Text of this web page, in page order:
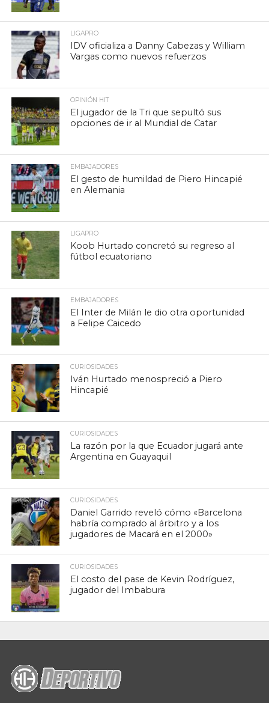
LIGAPRO
IDV oficializa a Danny Cabezas y William
Vargas como nuevos refuerzos
OPINIÓN HIT
El jugador de la Tri que sepultó sus
opciones de ir al Mundial de Catar
EMBAJADORES
El gesto de humildad de Piero Hincapié
en Alemania
LIGAPRO
Koob Hurtado concretó su regreso al
fútbol ecuatoriano
EMBAJADORES
El Inter de Milán le dio otra oportunidad
a Felipe Caicedo
CURIOSIDADES
Iván Hurtado menospreció a Piero
Hincapié
CURIOSIDADES
La razón por la que Ecuador jugará ante
Argentina en Guayaquil
CURIOSIDADES
Daniel Garrido reveló cómo «Barcelona
habría comprado al árbitro y a los
jugadores de Macará en el 2000»
CURIOSIDADES
El costo del pase de Kevin Rodríguez,
jugador del Imbabura